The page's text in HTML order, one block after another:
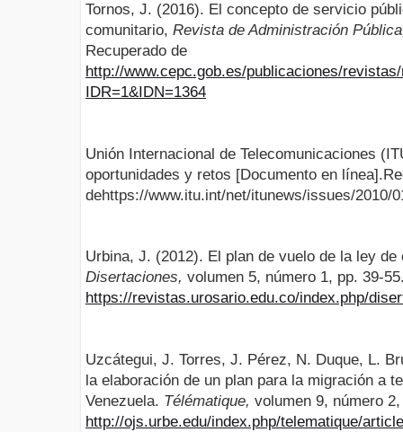
Tornos, J. (2016). El concepto de servicio
comunitario, Revista de Administración
Recuperado de
http://www.cepc.gob.es/publicaciones/
IDR=1&IDN=1364
Unión Internacional de Telecomunicaciones
oportunidades y retos [Documento en
dehttps://www.itu.int/net/itunews/issues/2010/
Urbina, J. (2012). El plan de vuelo de la ley
Disertaciones, volumen 5, número 1, pp. 39-
https://revistas.urosario.edu.co/index.php/
Uzcátegui, J. Torres, J. Pérez, N. Duque, L.
la elaboración de un plan para la migración a
Venezuela. Télématique, volumen 9, número
http://ojs.urbe.edu/index.php/telematique/